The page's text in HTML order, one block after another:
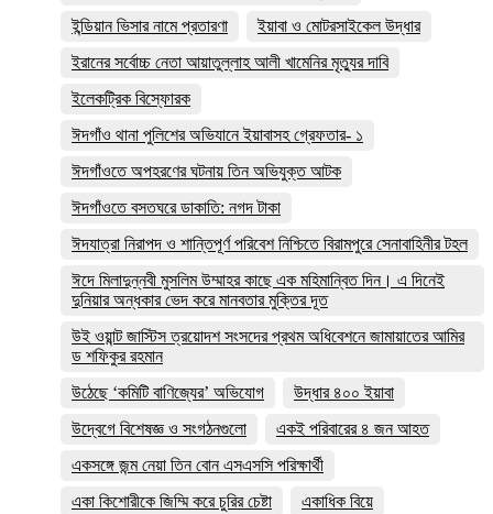
ইন্ডিয়ান ভিসার নামে প্রতারণা
ইয়াবা ও মোটরসাইকেল উদ্ধার
ইরানের সর্বোচ্চ নেতা আয়াতুল্লাহ আলী খামেনির মৃত্যুর দাবি
ইলেকট্রিক বিস্ফোরক
ঈদগাঁও থানা পুলিশের অভিযানে ইয়াবাসহ গ্রেফতার- ১
ঈদগাঁওতে অপহরণের ঘটনায় তিন অভিযুক্ত আটক
ঈদগাঁওতে বসতঘরে ডাকাতি: নগদ টাকা
ঈদযাত্রা নিরাপদ ও শান্তিপূর্ণ পরিবেশ নিশ্চিতে বিরামপুরে সেনাবাহিনীর টহল
ঈদে মিলাদুন্নবী মুসলিম উম্মাহর কাছে এক মহিমান্বিত দিন। এ দিনেই
দুনিয়ার অন্ধকার ভেদ করে মানবতার মুক্তির দূত
উই ওয়ান্ট জাস্টিস ত্রয়োদশ সংসদের প্রথম অধিবেশনে জামায়াতের আমির
ড শফিকুর রহমান
উঠেছে ‘কমিটি বাণিজ্যের’ অভিযোগ
উদ্ধার ৪০০ ইয়াবা
উদ্বেগে বিশেষজ্ঞ ও সংগঠনগুলো
একই পরিবারের ৪ জন আহত
একসঙ্গে জন্ম নেয়া তিন বোন এসএসসি পরিক্ষার্থী
একা কিশোরীকে জিম্মি করে চুরির চেষ্টা
একাধিক বিয়ে